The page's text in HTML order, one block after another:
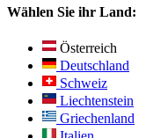
Wählen Sie ihr Land:
Österreich
Deutschland
Schweiz
Liechtenstein
Griechenland